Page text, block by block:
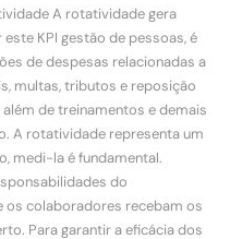
A rotatividade gera
KPI gestão de pessoas, é
de despesas relacionadas a
multas, tributos e reposição
de treinamentos e demais
A rotatividade representa um
medi-la é fundamental.
do
os colaboradores recebam os
Para garantir a eficácia dos